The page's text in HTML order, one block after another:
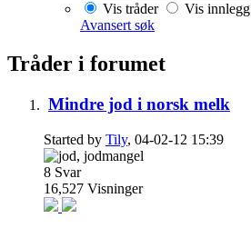
Vis tråder
Vis innlegg
Avansert søk
Tråder i forumet
Mindre jod i norsk melk
Started by Tily, 04-02-12 15:39
8 Svar
16,527 Visninger